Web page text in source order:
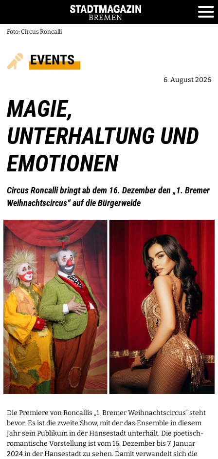
Foto: Circus Roncalli
EVENTS
6. August 2026
MAGIE,
UNTERHALTUNG UND
EMOTIONEN
Circus Roncalli bringt ab dem 16. Dezember den „1. Bremer
Weihnachtscircus“ auf die Bürgerweide
Die Premiere von Roncallis „1. Bremer Weihnachtscircus“ steht
bevor. Es ist die zweite Show, mit der das Ensemble in diesem
Jahr sein Publikum in der Hansestadt unterhält. Die poetisch-
romantische Vorstellung ist vom 16. Dezember bis 7. Januar
2024 in der Hansestadt zu sehen. Damit verwandelt sich die